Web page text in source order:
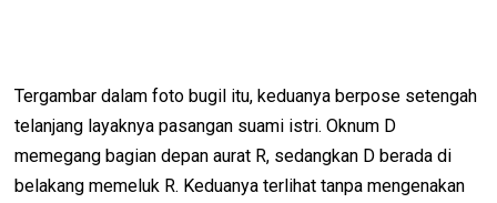
Tergambar dalam foto bugil itu, keduanya berpose setengah
telanjang layaknya pasangan suami istri. Oknum D
memegang bagian depan aurat R, sedangkan D berada di
belakang memeluk R. Keduanya terlihat tanpa mengenakan